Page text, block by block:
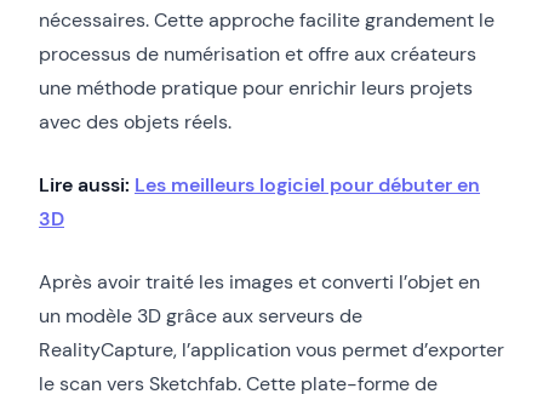
nécessaires. Cette approche facilite grandement le
processus de numérisation et offre aux créateurs
une méthode pratique pour enrichir leurs projets
avec des objets réels.
Lire aussi: Les meilleurs logiciel pour débuter en
3D
Après avoir traité les images et converti l’objet en
un modèle 3D grâce aux serveurs de
RealityCapture, l’application vous permet d’exporter
le scan vers Sketchfab. Cette plate-forme de